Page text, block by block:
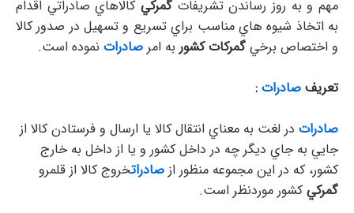
مهم و به روز رساندن تشريفات گمركي كالاهاي صادراتي اقدام
به اتخاذ شيوه هاي مناسب براي تسريع و تسهيل در صدور كالا
و اختصاص برخيگمركات كشور به امرصادرات نموده است.
تعريفصادرات:
صادرات در لغت به معناي انتقال كالا يا ارسال و فرستادن كالا از
جايي به جاي ديگر چه در داخل كشور و يا از داخل به خارج
كشور،‌ كه در اين مجموعه منظور ازصادراتخروج كالا از قلمرو
گمركيكشور موردنظر است.